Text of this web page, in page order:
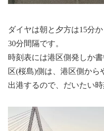
ダイヤは朝と夕方は15分
30分間隔です。
時刻表には港区側発しか
区(桜島)側は、港区側から
出港するので、だいたい